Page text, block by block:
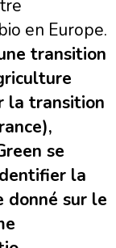
en Europe.
transition
la transition
se
la
donné sur le